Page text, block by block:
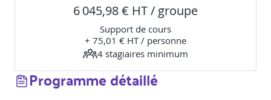
6 045,98 € HT / groupe
Support de cours
+ 75,01 € HT / personne
4 stagiaires minimum
Programme détaillé